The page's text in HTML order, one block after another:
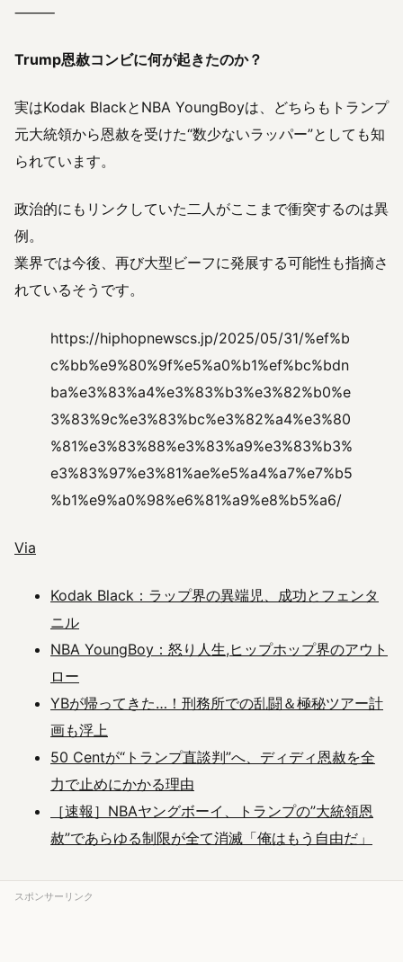
⸻
Trump恩赦コンビに何が起きたのか？
実はKodak BlackとNBA YoungBoyは、どちらもトランプ
元大統領から恩赦を受けた“数少ないラッパー”としても知
られています。
政治的にもリンクしていた二人がここまで衝突するのは異
例。
業界では今後、再び大型ビーフに発展する可能性も指摘さ
れているそうです。
https://hiphopnewscs.jp/2025/05/31/%ef%b
c%bb%e9%80%9f%e5%a0%b1%ef%bc%bdn
ba%e3%83%a4%e3%83%b3%e3%82%b0%e
3%83%9c%e3%83%bc%e3%82%a4%e3%80
%81%e3%83%88%e3%83%a9%e3%83%b3%
e3%83%97%e3%81%ae%e5%a4%a7%e7%b5
%b1%e9%a0%98%e6%81%a9%e8%b5%a6/
Via
Kodak Black：ラップ界の異端児、成功とフェンタ
ニル
NBA YoungBoy：怒り人生,ヒップホップ界のアウト
ロー
YBが帰ってきた…！刑務所での乱闘＆極秘ツアー計
画も浮上
50 Centが“トランプ直談判”へ、ディディ恩赦を全
力で止めにかかる理由
［速報］NBAヤングボーイ、トランプの”大統領恩
赦”であらゆる制限が全て消滅「俺はもう自由だ」
スポンサーリンク